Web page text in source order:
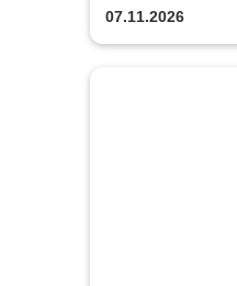
07.11.2026